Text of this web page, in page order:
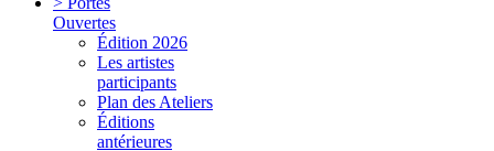
Ouvertes
Édition 2026
Les artistes
participants
Plan des Ateliers
Éditions
antérieures